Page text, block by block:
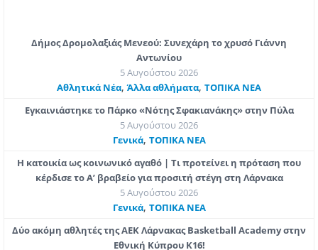
Δήμος Δρομολαξιάς Μενεού: Συνεχάρη το χρυσό Γιάννη
Αντωνίου
5 Αυγούστου 2026
Αθλητικά Νέα,Άλλα αθλήματα, ΤΟΠΙΚΑ ΝΕΑ
Εγκαινιάστηκε το Πάρκο «Νότης Σφακιανάκης» στην Πύλα
5 Αυγούστου 2026
Γενικά, ΤΟΠΙΚΑ ΝΕΑ
Η κατοικία ως κοινωνικό αγαθό | Τι προτείνει η πρόταση που
κέρδισε το Α’ βραβείο για προσιτή στέγη στη Λάρνακα
5 Αυγούστου 2026
Γενικά, ΤΟΠΙΚΑ ΝΕΑ
Δύο ακόμη αθλητές της ΑΕΚ Λάρνακας Basketball Academy στην
Εθνική Κύπρου Κ16!